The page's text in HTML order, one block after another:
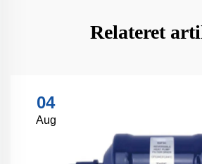
Relateret
04
Aug